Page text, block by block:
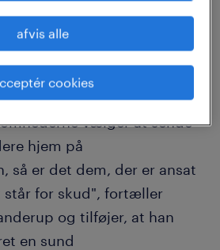
konsulenthus, der
virksomheder i forbindelse
og ingeniørrådgivning
og processer. Og det er
vælger at sende
hjem på
så er det dem, der er ansat
står for skud", fortæller
og tilføjer, at han
en sund
afvis alle
cookies